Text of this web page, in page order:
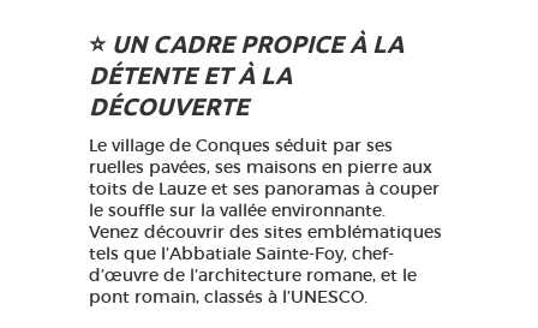
⭐️ UN CADRE PROPICE À LA
DÉTENTE ET À LA
DÉCOUVERTE
Le village de Conques séduit par ses
ruelles pavées, ses maisons en pierre aux
toits de Lauze et ses panoramas à couper
le souffle sur la vallée environnante.
Venez découvrir des sites emblématiques
tels que l’Abbatiale Sainte-Foy, chef-
d’œuvre de l’architecture romane, et le
pont romain, classés à l’UNESCO.